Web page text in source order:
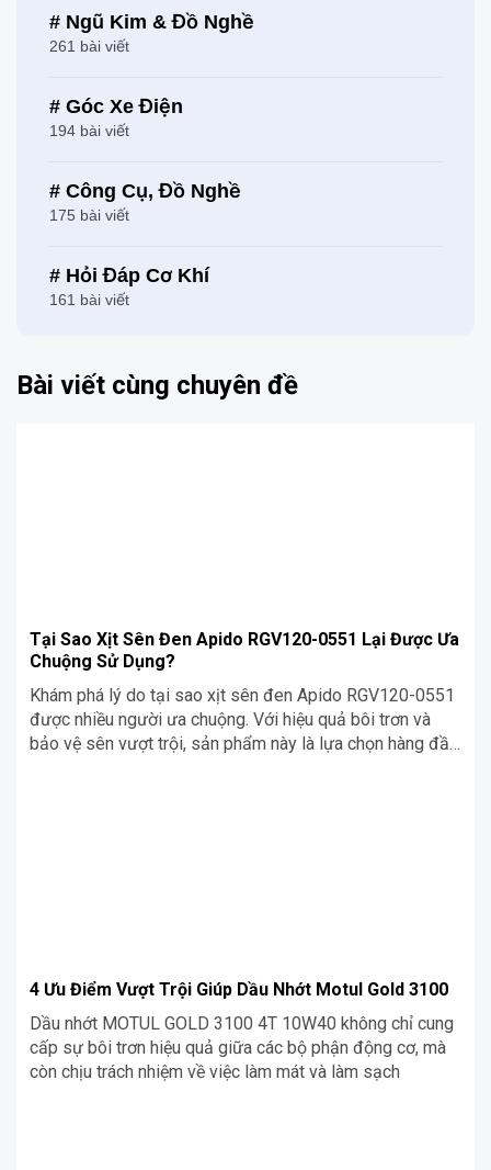
# Ngũ Kim & Đồ Nghề
261 bài viết
# Góc Xe Điện
194 bài viết
# Công Cụ, Đồ Nghề
175 bài viết
# Hỏi Đáp Cơ Khí
161 bài viết
Bài viết cùng chuyên đề
Tại Sao Xịt Sên Đen Apido RGV120-0551 Lại Được Ưa
Chuộng Sử Dụng?
Khám phá lý do tại sao xịt sên đen Apido RGV120-0551
được nhiều người ưa chuộng. Với hiệu quả bôi trơn và
bảo vệ sên vượt trội, sản phẩm này là lựa chọn hàng đầu
4 Ưu Điểm Vượt Trội Giúp Dầu Nhớt Motul Gold 3100
Dầu nhớt MOTUL GOLD 3100 4T 10W40 không chỉ cung
cấp sự bôi trơn hiệu quả giữa các bộ phận động cơ, mà
còn chịu trách nhiệm về việc làm mát và làm sạch